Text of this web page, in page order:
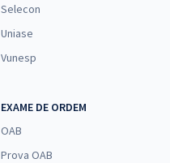
Selecon
Uniase
Vunesp
EXAME DE ORDEM
OAB
Prova OAB